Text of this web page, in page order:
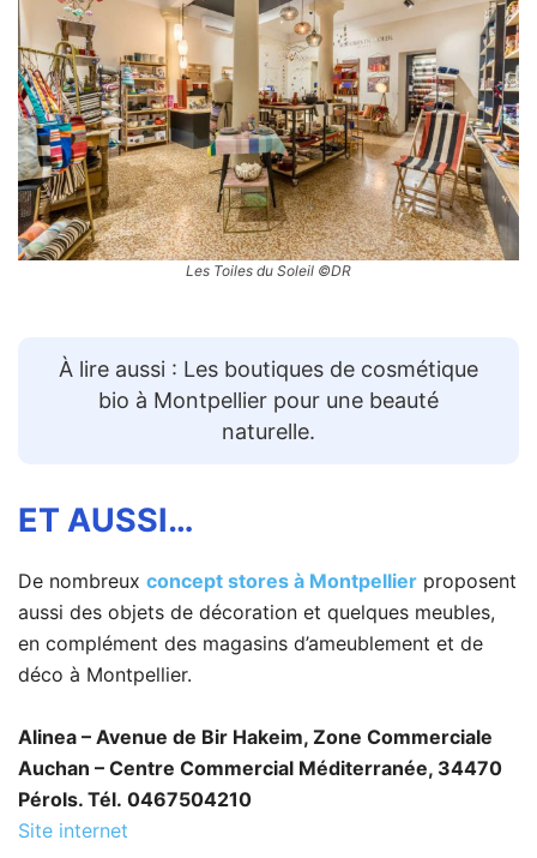
Les Toiles du Soleil ©DR
À lire aussi : Les boutiques de cosmétique
bio à Montpellier pour une beauté
naturelle.
ET AUSSI…
De nombreux concept stores à Montpellier proposent
aussi des objets de décoration et quelques meubles,
en complément des magasins d’ameublement et de
déco à Montpellier.
Alinea – Avenue de Bir Hakeim, Zone Commerciale
Auchan – Centre Commercial Méditerranée, 34470
Pérols. Tél. 0467504210
Site internet